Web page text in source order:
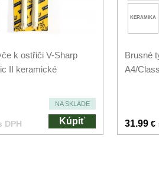
k ostřiči V-Sharp
II keramické
NA SKLADE
DPH Kúpiť
KERAMIKA
Brusné
A4/
31.99 €